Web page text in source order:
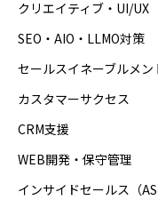
クリエイティブ・UI/UX
SEO・AIO・LLMO対策
セールスイネーブルメン
カスタマーサクセス
CRM支援
WEB開発・保守管理
インサイドセールス（